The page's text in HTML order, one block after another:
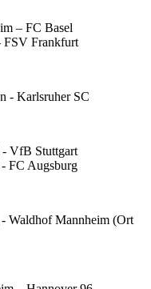
– FC Basel
FSV Frankfurt
- Karlsruher SC
VfB Stuttgart
FC Augsburg
Waldhof Mannheim (Ort